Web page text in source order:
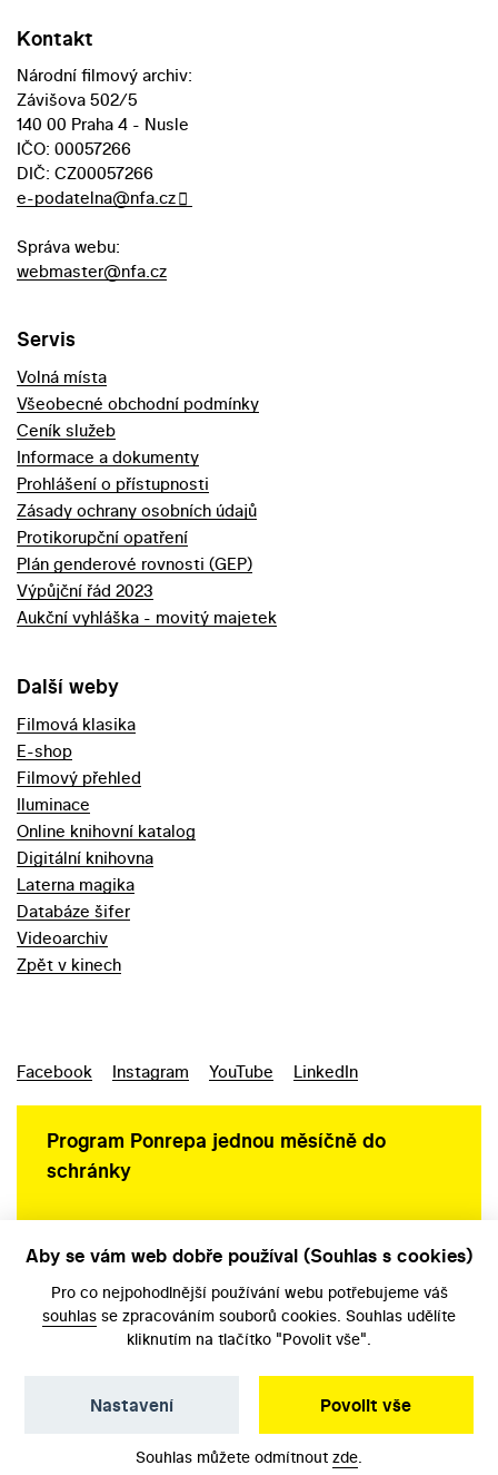
Kontakt
Národní filmový archiv:
Závišova 502/5
140 00 Praha 4 - Nusle
IČO: 00057266
DIČ: CZ00057266
e-podatelna@nfa.cz
Správa webu:
webmaster@nfa.cz
Servis
Volná místa
Všeobecné obchodní podmínky
Ceník služeb
Informace a dokumenty
Prohlášení o přístupnosti
Zásady ochrany osobních údajů
Protikorupční opatření
Plán genderové rovnosti (GEP)
Výpůjční řád 2023
Aukční vyhláška - movitý majetek
Další weby
Filmová klasika
E-shop
Filmový přehled
Iluminace
Online knihovní katalog
Digitální knihovna
Laterna magika
Databáze šifer
Videoarchiv
Zpět v kinech
Facebook Instagram YouTube LinkedIn
Program Ponrepa jednou měsíčně do
schránky
Aby se vám web dobře používal (Souhlas s cookies)
Pro co nejpohodlnější používání webu potřebujeme váš
souhlas se zpracováním souborů cookies. Souhlas udělíte
kliknutím na tlačítko "Povolit vše".
Povolit vše
Nastavení
Souhlas můžete odmítnout zde